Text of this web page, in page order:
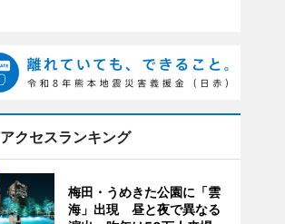
アクセスランキング
梅田・うめきた公園に「雲
海」出現 昼と夜で異なる